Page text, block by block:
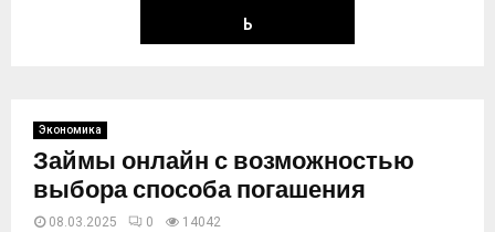
Ь
Экономика
Займы онлайн с возможностью
выбора способа погашения
08.03.2025 0 14042